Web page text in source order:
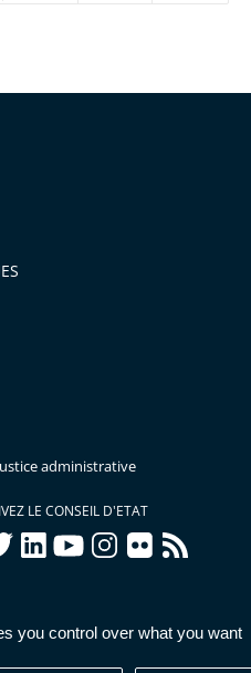
you control over what you want
administrative
LE CONSEIL D'ETAT
linkedInyoutubeinstagram
flickr rss
légales
Données
-Accessibilité :